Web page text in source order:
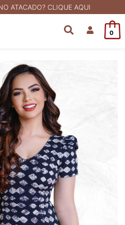
ATACADO? CLIQUE AQUI
0